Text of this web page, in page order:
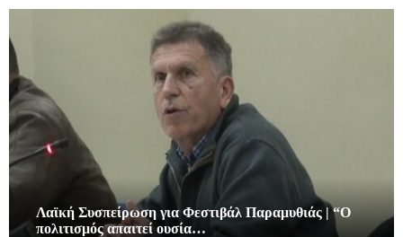
Λαϊκή Συσπείρωση για Φεστιβάλ Παραμυθιάς | “Ο
πολιτισμός απαιτεί ουσία…